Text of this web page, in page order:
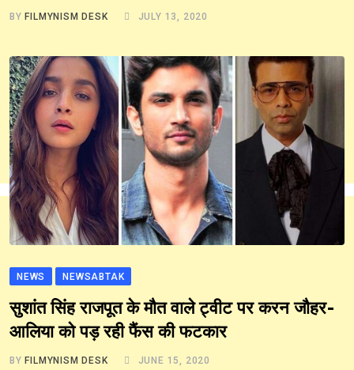
BY FILMYNISM DESK JULY 13, 2020
NEWS NEWSABTAK
सुशांत सिंह राजपूत के मौत वाले ट्वीट पर करन जौहर-
आलिया को पड़ रही फैंस की फटकार
BYFILMYNISM DESK JUNE 15, 2020